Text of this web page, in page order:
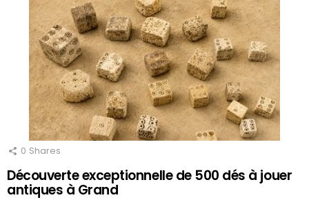
0 Shares
Découverte exceptionnelle de 500 dés à jouer
antiques à Grand